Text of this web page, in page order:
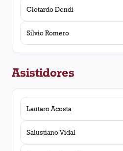
Clotardo Dendi
Silvio Romero
Asistidores
Lautaro Acosta
Salustiano Vidal